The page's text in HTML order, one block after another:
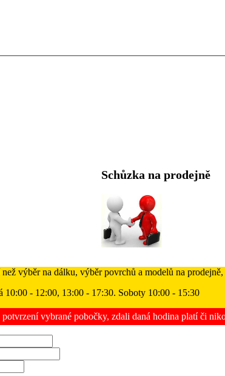
Schůzka na prodejně
výběr na dálku, výběr povrchů a modelů na
10:00 - 12:00, 13:00 - 17:30. Soboty 10:00 - 15:30
vybrané pobočky, zdali daná hodina platí či